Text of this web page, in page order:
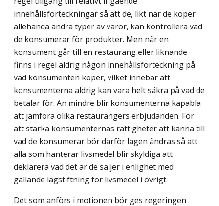
innehållsförteckningar så att de, likt när de köper
allehanda andra typer av varor, kan kontrollera vad
de konsumerar för produkter. Men när en
konsument går till en restaurang eller liknande
finns i regel aldrig någon innehållsförteckning på
vad konsumenten köper, vilket innebär att
konsumenterna aldrig kan vara helt säkra på vad de
betalar för. Än mindre blir konsumenterna kapabla
att jämföra olika restaurangers erbjudanden. För
att stärka konsumenternas rättigheter att känna till
vad de konsumerar bör därför lagen ändras så att
alla som hanterar livsmedel blir skyldiga att
deklarera vad det är de säljer i enlighet med
gällande lagstiftning för livsmedel i övrigt.
Det som anförs i motionen bör ges regeringen